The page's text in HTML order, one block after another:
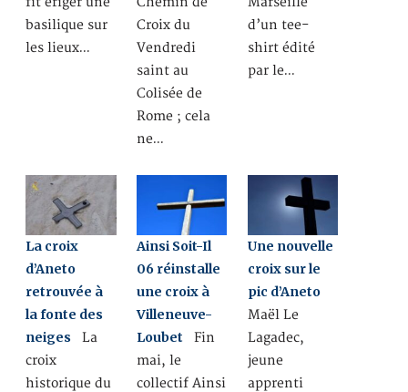
basilique sur
les lieux…
Croix du
Vendredi
saint au
Colisée de
Rome ; cela
ne…
d’un tee-
shirt édité
par le…
La croix
d’Aneto
retrouvée à
la fonte des
neiges La
croix
historique du
Ainsi Soit-Il
06 réinstalle
une croix à
Villeneuve-
Loubet Fin
mai, le
collectif Ainsi
Une nouvelle
croix sur le
pic d’Aneto
Maël Le
Lagadec,
jeune
apprenti